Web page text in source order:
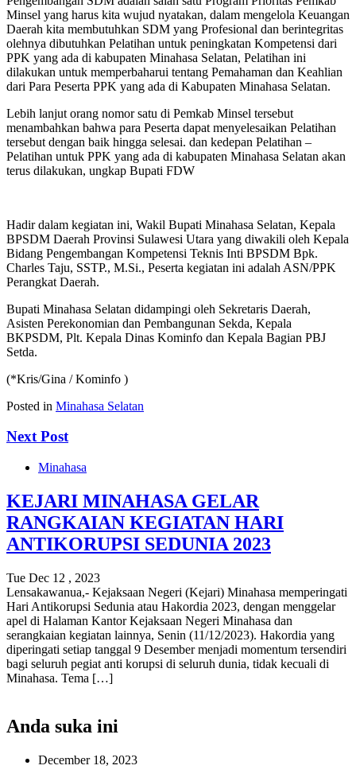
Minsel yang harus kita wujud nyatakan, dalam mengelola Keuangan
Daerah kita membutuhkan SDM yang Profesional dan berintegritas
olehnya dibutuhkan Pelatihan untuk peningkatan Kompetensi dari
PPK yang ada di kabupaten Minahasa Selatan, Pelatihan ini
dilakukan untuk memperbaharui tentang Pemahaman dan Keahlian
dari Para Peserta PPK yang ada di Kabupaten Minahasa Selatan.
Lebih lanjut orang nomor satu di Pemkab Minsel tersebut
menambahkan bahwa para Peserta dapat menyelesaikan Pelatihan
tersebut dengan baik hingga selesai. dan kedepan Pelatihan –
Pelatihan untuk PPK yang ada di kabupaten Minahasa Selatan akan
terus dilakukan, ungkap Bupati FDW
Hadir dalam kegiatan ini, Wakil Bupati Minahasa Selatan, Kepala
BPSDM Daerah Provinsi Sulawesi Utara yang diwakili oleh Kepala
Bidang Pengembangan Kompetensi Teknis Inti BPSDM Bpk.
Charles Taju, SSTP., M.Si., Peserta kegiatan ini adalah ASN/PPK
Perangkat Daerah.
Bupati Minahasa Selatan didampingi oleh Sekretaris Daerah,
Asisten Perekonomian dan Pembangunan Sekda, Kepala
BKPSDM, Plt. Kepala Dinas Kominfo dan Kepala Bagian PBJ
Setda.
(*Kris/Gina / Kominfo )
Posted in Minahasa Selatan
Next Post
Minahasa
KEJARI MINAHASA GELAR
RANGKAIAN KEGIATAN HARI
ANTIKORUPSI SEDUNIA 2023
Tue Dec 12 , 2023
Lensakawanua,- Kejaksaan Negeri (Kejari) Minahasa memperingati
Hari Antikorupsi Sedunia atau Hakordia 2023, dengan menggelar
apel di Halaman Kantor Kejaksaan Negeri Minahasa dan
serangkaian kegiatan lainnya, Senin (11/12/2023). Hakordia yang
diperingati setiap tanggal 9 Desember menjadi momentum tersendiri
bagi seluruh pegiat anti korupsi di seluruh dunia, tidak kecuali di
Minahasa. Tema […]
Anda suka ini
December 18, 2023